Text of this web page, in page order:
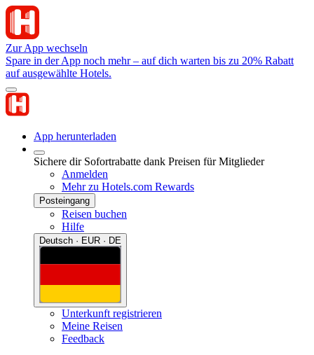
Zur App wechseln
Spare in der App noch mehr – auf dich warten bis zu 20% Rabatt
auf ausgewählte Hotels.
App herunterladen
Sichere dir Sofortrabatte dank Preisen für Mitglieder
Anmelden
Mehr zu Hotels.com Rewards
Posteingang
Reisen buchen
Hilfe
Deutsch · EUR · DE
Unterkunft registrieren
Meine Reisen
Feedback